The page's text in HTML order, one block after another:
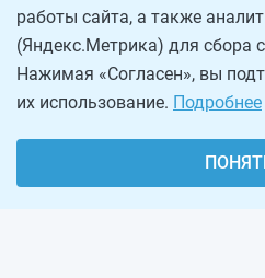
работы сайта, а также
(Яндекс.Метрика) для сбора
Нажимая «Согласен», вы
их использование. Подробнее